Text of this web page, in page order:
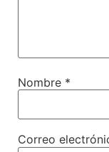
Nombre *
Correo